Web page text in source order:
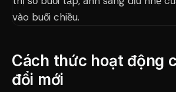
Cách thức hoạt động
đổi mới